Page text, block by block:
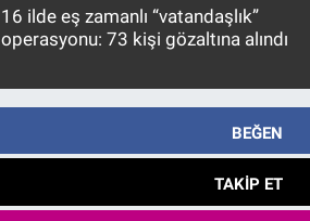
16 ilde eş zamanlı “vatandaşlık”
operasyonu: 73 kişi gözaltına alındı
BEĞEN
TAKIP ET